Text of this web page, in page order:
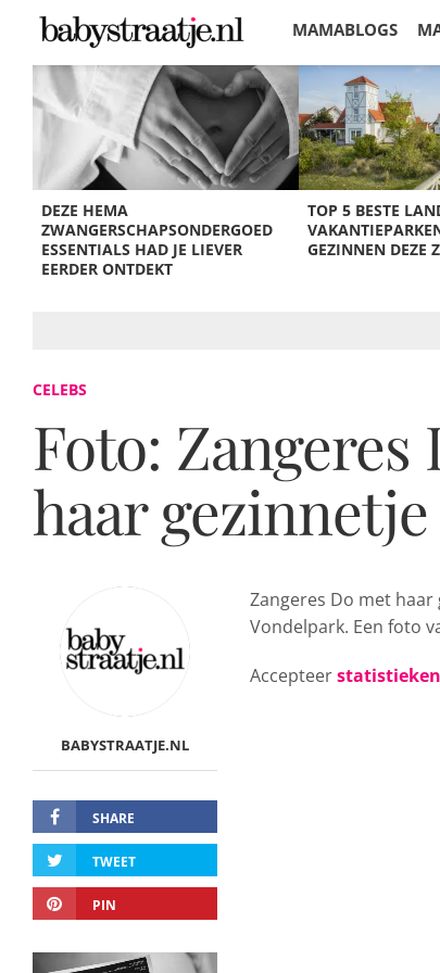
MAMABLOGS
KORTINGEN
DEZE HEMA
ZWANGERSCHAPSONDERGOED
ESSENTIALS HAD JE LIEVER
EERDER ONTDEKT
TOP 5 BESTE
GEZINNEN DEZE
CELEBS
Foto:
haar gezinnetje
BABYSTRAATJE.NL
SHARE
TWEET
PIN
Zangeres Do met haar
Vondelpark. Een foto
Accepteer